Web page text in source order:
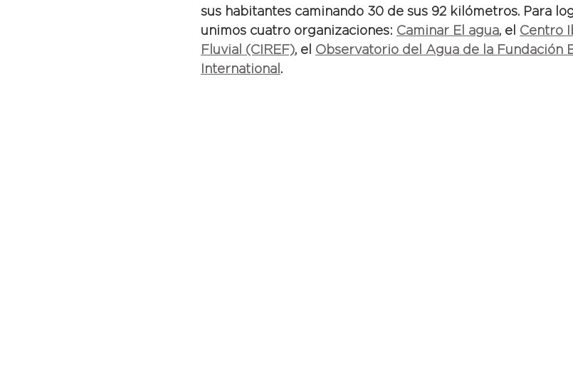
sus habitantes caminando 30 de sus 92 kilómetros. Para
unimos cuatro organizaciones: Caminar El agua, el Centro
Fluvial (CIREF), el Observatorio del Agua de la Fundación
International .